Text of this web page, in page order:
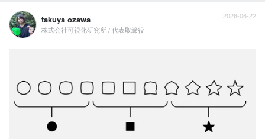
takuya ozawa
株式会社可視化研究所 / 代表取締役
2026-06-22